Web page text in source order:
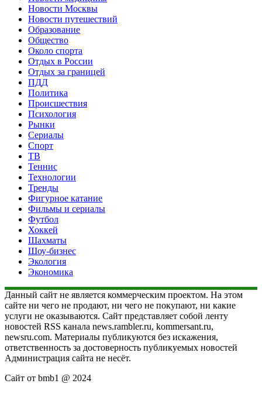
Новости Москвы
Новости путешествий
Образование
Общество
Около спорта
Отдых в России
Отдых за границей
ПДД
Политика
Происшествия
Психология
Рынки
Сериалы
Спорт
ТВ
Теннис
Технологии
Тренды
Фигурное катание
Фильмы и сериалы
Футбол
Хоккей
Шахматы
Шоу-бизнес
Экология
Экономика
Данный сайт не является коммерческим проектом. На этом
сайте ни чего не продают, ни чего не покупают, ни какие
услуги не оказываются. Сайт представляет собой ленту
новостей RSS канала news.rambler.ru, kommersant.ru,
newsru.com. Материалы публикуются без искажения,
ответственность за достоверность публикуемых новостей
Администрация сайта не несёт.
Сайт от bmb1 @ 2024